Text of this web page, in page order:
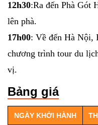
12h30:Ra đến Phà Gót
lên phà.
17h00: Về đến Hà Nội,
chương trình tour du
vị.
Bảng giá
NGÀY KHỞI HÀNH